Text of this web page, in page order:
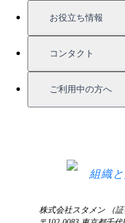
活用方法
会社情報
お役立ち情報
お役立ち
セミナー
コンタクト
サービス
ご利用中の方へ
組織
株式会社スタメン （